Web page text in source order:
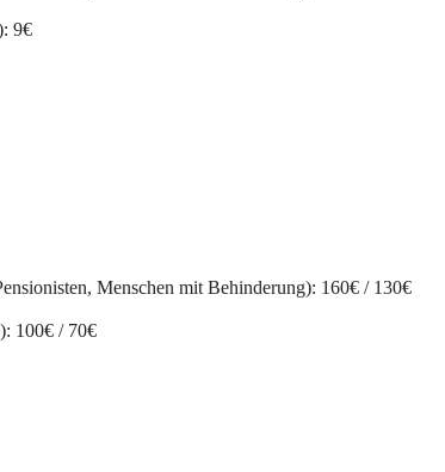
9€
Menschen mit Behinderung): 160€ / 130€
100€ / 70€